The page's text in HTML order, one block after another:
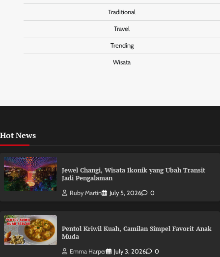
Traditional
Travel
Trending
Wisata
Hot News
Jewel Changi, Wisata Ikonik yang Ubah Transit
Jadi Pengalaman
Ruby Martin July 5, 2026 0
Pentol Kriwil Kuah, Camilan Simpel Favorit Anak
Muda
Emma Harper July 3, 2026 0